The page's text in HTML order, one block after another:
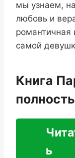
мы узнаем,
любовь и
романтичная
самой
Книга
ь